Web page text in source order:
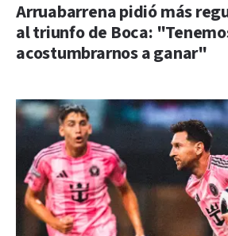
Arruabarrena pidió más
al triunfo de Boca:
acostumbrarnos a ganar"